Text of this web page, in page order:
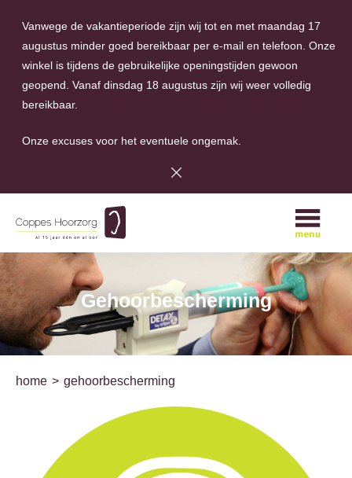
A
Gehoorbescherming
home gehoorbescherming
Vanwege de vakantieperiode zijn wij tot en met maandag 17
augustus minder goed bereikbaar per e-mail en telefoon. Onze
winkel is tijdens de gebruikelijke openingstijden gewoon
geopend. Vanaf dinsdag 18 augustus zijn wij weer volledig
bereikbaar.
Onze excuses voor het eventuele ongemak.